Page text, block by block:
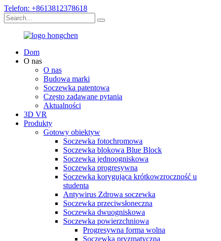
Telefon: +8613812378618
Dom
O nas
O nas
Budowa marki
Soczewka patentowa
Często zadawane pytania
Aktualności
3D VR
Produkty
Gotowy obiektyw
Soczewka fotochromowa
Soczewka blokowa Blue Block
Soczewka jednoogniskowa
Soczewka progresywna
Soczewka korygująca krótkowzroczność u
studenta
Antywirus Zdrowa soczewka
Soczewka przeciwsłoneczna
Soczewka dwuogniskowa
Soczewka powierzchniowa
Progresywna forma wolna
Soczewka pryzmatyczna